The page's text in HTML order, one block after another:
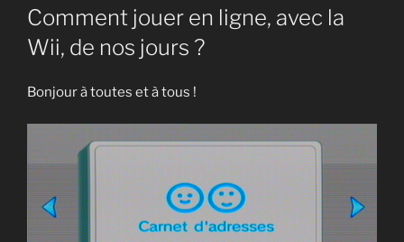
LE
Comment jouer en ligne, avec la
Wii, de nos jours ?
Bonjour à toutes et à tous !